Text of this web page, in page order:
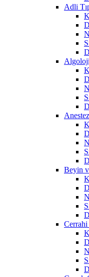
Adli
Algoloji
Beyin